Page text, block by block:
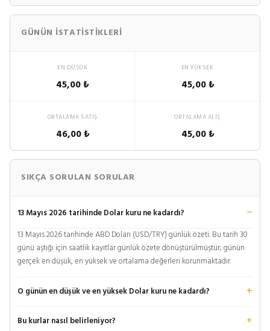
GÜNÜN İSTATISTIKLERI
EN DÜŞÜK
45,00 ₺
EN YÜKSEK
45,00 ₺
ORTALAMA SATIŞ
46,00 ₺
ORTALAMA ALIŞ
45,00 ₺
SIKÇA SORULAN SORULAR
13 Mayıs 2026 tarihinde Dolar kuru ne kadardı?
13 Mayıs 2026 tarihinde ABD Doları (USD/TRY) günlük özeti. Bu tarih 30
günü aştığı için saatlik kayıtlar günlük özete dönüştürülmüştür; günün
gerçek en düşük, en yüksek ve ortalama değerleri korunmaktadır.
O günün en düşük ve en yüksek Dolar kuru ne kadardı?
Bu kurlar nasıl belirleniyor?